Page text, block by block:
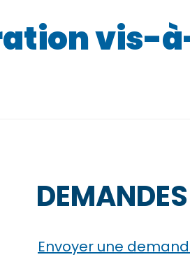
vis-
Envoyer une